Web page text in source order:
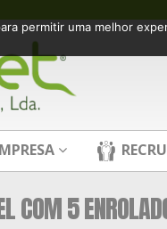
COM 5
permitir uma melhor